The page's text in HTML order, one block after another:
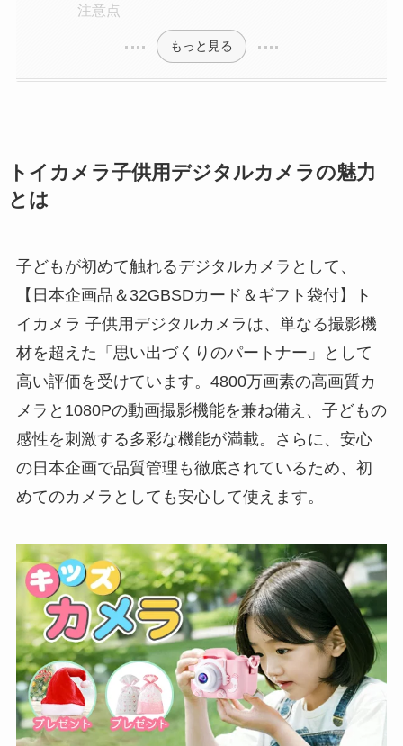
注意点
もっと見る
トイカメラ子供用デジタルカメラの魅力
とは
子どもが初めて触れるデジタルカメラとして、
【日本企画品＆32GBSDカード＆ギフト袋付】ト
イカメラ 子供用デジタルカメラは、単なる撮影機
材を超えた「思い出づくりのパートナー」として
高い評価を受けています。4800万画素の高画質カ
メラと1080Pの動画撮影機能を兼ね備え、子どもの
感性を刺激する多彩な機能が満載。さらに、安心
の日本企画で品質管理も徹底されているため、初
めてのカメラとしても安心して使えます。